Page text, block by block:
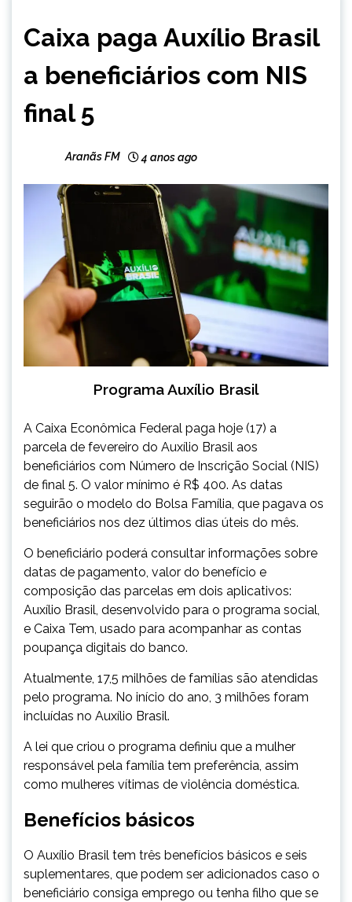
NOTÍCIAS
Caixa paga Auxílio Brasil
a beneficiários com NIS
final 5
Aranãs FM 4 anos ago
Programa Auxílio Brasil
A Caixa Econômica Federal paga hoje (17) a
parcela de fevereiro do Auxílio Brasil aos
beneficiários com Número de Inscrição Social (NIS)
de final 5. O valor mínimo é R$ 400. As datas
seguirão o modelo do Bolsa Família, que pagava os
beneficiários nos dez últimos dias úteis do mês.
O beneficiário poderá consultar informações sobre
datas de pagamento, valor do benefício e
composição das parcelas em dois aplicativos:
Auxílio Brasil, desenvolvido para o programa social,
e Caixa Tem, usado para acompanhar as contas
poupança digitais do banco.
Atualmente, 17,5 milhões de famílias são atendidas
pelo programa. No início do ano, 3 milhões foram
incluídas no Auxílio Brasil.
A lei que criou o programa definiu que a mulher
responsável pela família tem preferência, assim
como mulheres vítimas de violência doméstica.
Benefícios básicos
O Auxílio Brasil tem três benefícios básicos e seis
suplementares, que podem ser adicionados caso o
beneficiário consiga emprego ou tenha filho que se